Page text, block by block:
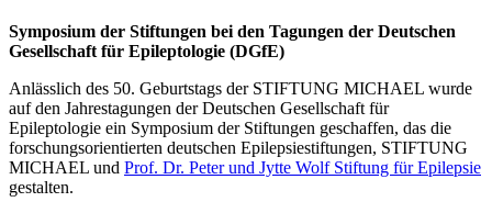
Symposium der Stiftungen bei den Tagungen der Deutschen
Gesellschaft für Epileptologie (DGfE)
Anlässlich des 50. Geburtstags der STIFTUNG MICHAEL wurde
auf den Jahrestagungen der Deutschen Gesellschaft für
Epileptologie ein Symposium der Stiftungen geschaffen, das die
forschungsorientierten deutschen Epilepsiestiftungen, STIFTUNG
MICHAEL und Prof. Dr. Peter und Jytte Wolf Stiftung für Epilepsie
gestalten.